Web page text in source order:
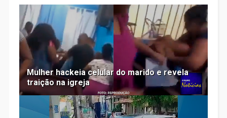
Mulher hackeia celular do marido e revela
traição na igreja